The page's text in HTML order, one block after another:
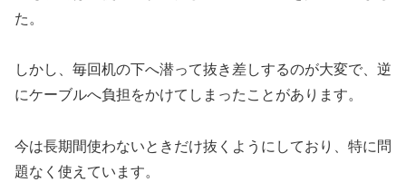
た。
しかし、毎回机の下へ潜って抜き差しするのが大変で、逆
にケーブルへ負担をかけてしまったことがあります。
今は長期間使わないときだけ抜くようにしており、特に問
題なく使えています。